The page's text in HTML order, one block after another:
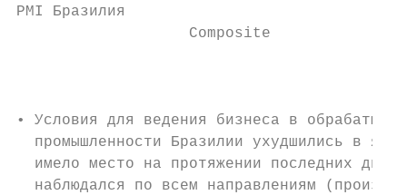
PMI Бразилия
Composite
• Условия для ведения бизнеса в
промышленности Бразилии ухудшились в
имело место на протяжении последних двух
наблюдался по всем направлениям